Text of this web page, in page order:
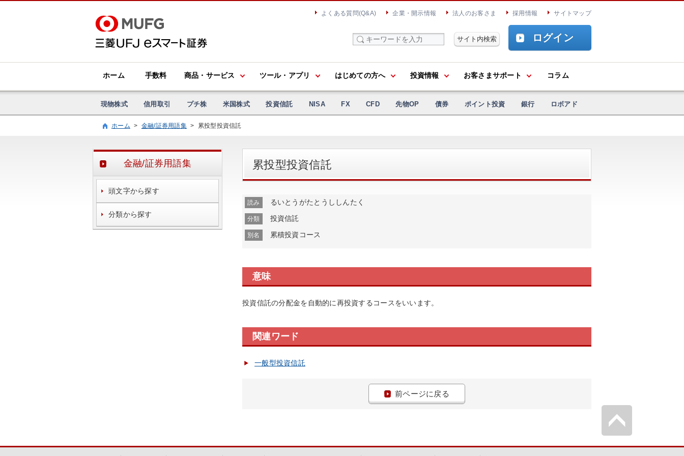
よくある質問(Q&A) 企業・開示情報 法人のお客さま 採用情報 サイトマップ
ログイン
ホーム 手数料 商品・サービス ツール・アプリ はじめての方へ 投資情報 お客さまサポート コラム
現物株式 信用取引 プチ株 米国株式 投資信託 NISA FX CFD 先物OP 債券 ポイント投資 銀行 ロボアド
ホーム > 金融/証券用語集 > 累投型投資信託
累投型投資信託
読み るいとうがたとうししんたく
分類 投資信託
別名 累積投資コース
意味
投資信託の分配金を自動的に再投資するコースをいいます。
関連ワード
一般型投資信託
前ページに戻る
金融/証券用語集
頭文字から探す
分類から探す